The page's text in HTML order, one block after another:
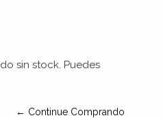
sin stock. Puedes
← Continue Comprando